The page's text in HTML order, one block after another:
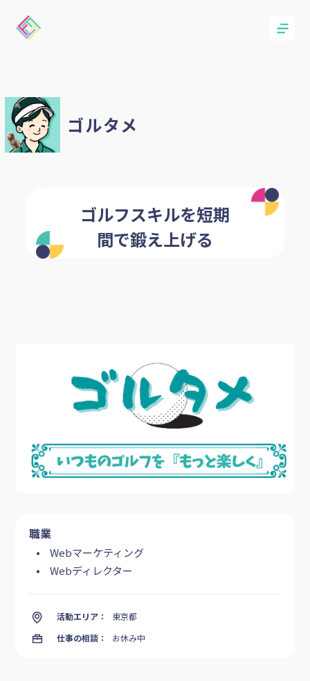
ゴルタメ
ゴルフスキルを短期
間で鍛え上げる
職業
Webマーケティング
Webディレクター
活動エリア：
東京都
仕事の相談：
お休み中